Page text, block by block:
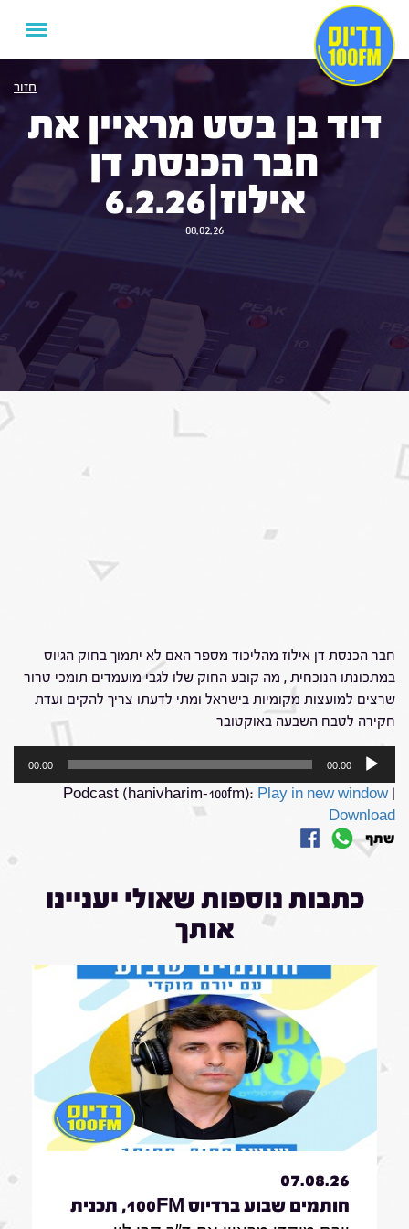
חזור
דוד בן בסט מראיין את
חבר הכנסת דן
אילוז|6.2.26
08.02.26
חבר הכנסת דן אילוז מהליכוד מספר האם לא יתמוך בחוק הגיוס
במתכונתו הנוכחית , מה קובע החוק שלו לגבי מועמדים תומכי טרור
שרצים למועצות מקומיות בישראל ומתי לדעתו צריך להקים ועדת
חקירה לטבח השבעה באוקטובר
00:00
00:00
Podcast (hanivharim-100fm): Play in new window|
Download
שתף
כתבות נוספות שאולי יעניינו
אותך
07.08.26
חותמים שבוע ברדיוס 100FM, תכנית